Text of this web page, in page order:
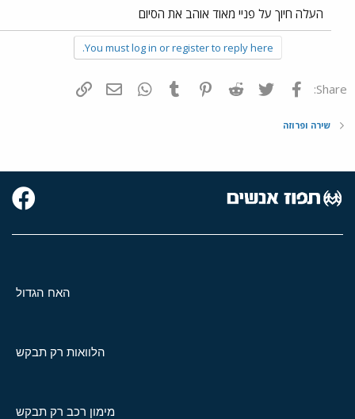
העלה חיוך על פניי מאוד אוהב את הסיום
You must log in or register to reply here.
Share: פייסבוק Twitter
Reddit
Pinterest
Tumblr
WhatsAppדואר אלקטרוני
שירה ופרוזה
האח הגדול
הלוואות רק תבקש
מימון רכב רק תבקש